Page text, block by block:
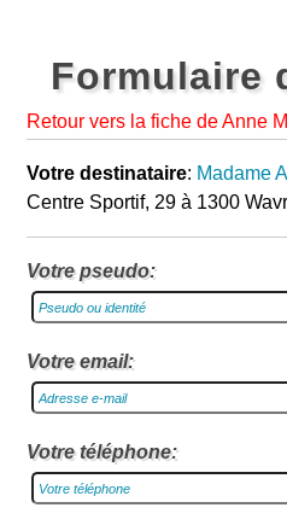
Formulaire
Retour vers la fiche de Anne
Votre destinataire: Madame
Centre Sportif, 29 à 1300
Votre pseudo:
Votre email:
Votre téléphone: